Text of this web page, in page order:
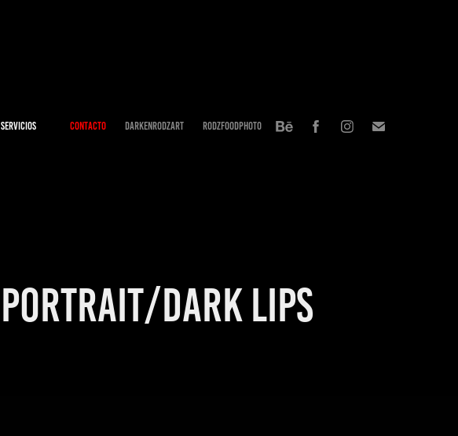
SERVICIOS CONTACTO DARKENRODZART RODZFOODPHOTO
PORTRAIT/DARK LIPS